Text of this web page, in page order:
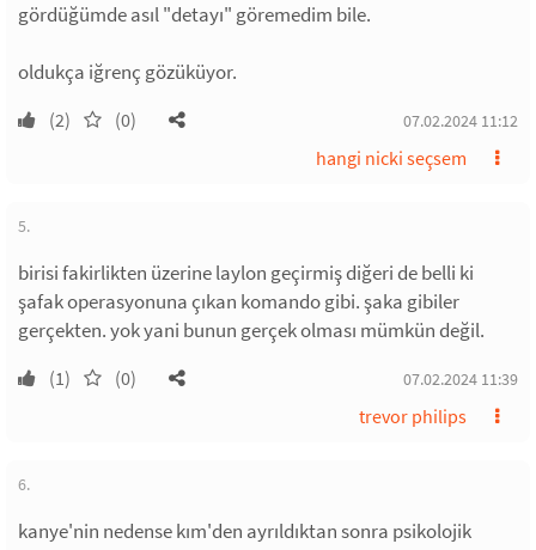
gördüğümde asıl "detayı" göremedim bile.
oldukça iğrenç gözüküyor.
(2) (0) 07.02.2024 11:12
hangi nicki seçsem
5.
birisi fakirlikten üzerine laylon geçirmiş diğeri de belli ki
şafak operasyonuna çıkan komando gibi. şaka gibiler
gerçekten. yok yani bunun gerçek olması mümkün değil.
(1) (0) 07.02.2024 11:39
trevor philips
6.
kanye'nin nedense kım'den ayrıldıktan sonra psikolojik